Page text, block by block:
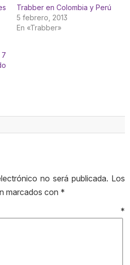
Trabber en Colombia y Perú
5 febrero, 2013
En «Trabber»
no será publicada. Los
marcados con *
*